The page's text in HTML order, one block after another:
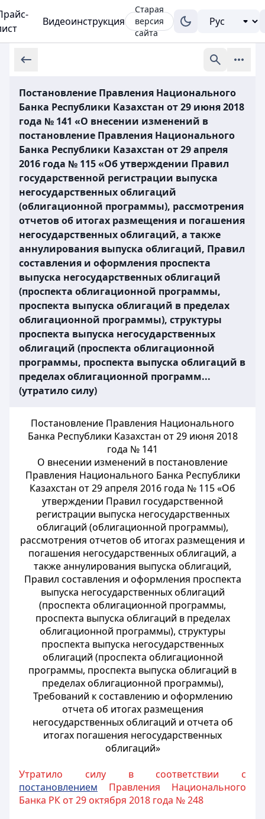
Видеоинструкция
Старая
версия
сайта
Постановление Правления Национального
Банка Республики Казахстан от 29 июня 2018
года № 141 «О внесении изменений в
постановление Правления Национального
Банка Республики Казахстан от 29 апреля
2016 года № 115 «Об утверждении Правил
государственной регистрации выпуска
негосударственных облигаций
(облигационной программы), рассмотрения
отчетов об итогах размещения и погашения
негосударственных облигаций, а также
аннулирования выпуска облигаций, Правил
составления и оформления проспекта
выпуска негосударственных облигаций
(проспекта облигационной программы,
проспекта выпуска облигаций в пределах
облигационной программы), структуры
проспекта выпуска негосударственных
облигаций (проспекта облигационной
программы, проспекта выпуска облигаций в
пределах облигационной программ...
(утратило силу)
Постановление Правления Национального
Банка Республики Казахстан от 29 июня 2018
года № 141
О внесении изменений в постановление
Правления Национального Банка Республики
Казахстан от 29 апреля 2016 года № 115 «Об
утверждении Правил государственной
регистрации выпуска негосударственных
облигаций (облигационной программы),
рассмотрения отчетов об итогах размещения и
погашения негосударственных облигаций, а
также аннулирования выпуска облигаций,
Правил составления и оформления проспекта
выпуска негосударственных облигаций
(проспекта облигационной программы,
проспекта выпуска облигаций в пределах
облигационной программы), структуры
проспекта выпуска негосударственных
облигаций (проспекта облигационной
программы, проспекта выпуска облигаций в
пределах облигационной программы),
Требований к составлению и оформлению
отчета об итогах размещения
негосударственных облигаций и отчета об
итогах погашения негосударственных
облигаций»
Утратило силу в соответствии с
постановлением Правления Национального
Банка РК от 29 октября 2018 года № 248